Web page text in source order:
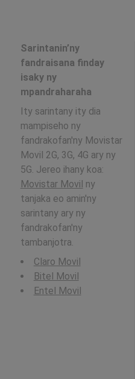
Sarintanin’ny
fandraisana finday
isaky ny
mpandraharaha
Ity sarintany ity dia
mampiseho ny
fandrakofan'ny Movistar
Movil 2G, 3G, 4G ary ny
5G. Jereo ihany koa:
Movistar Movil ny
tanjaka eo amin'ny
sarintany ary ny
fandrakofan'ny
tambanjotra.
Claro Movil
Bitel Movil
Entel Movil